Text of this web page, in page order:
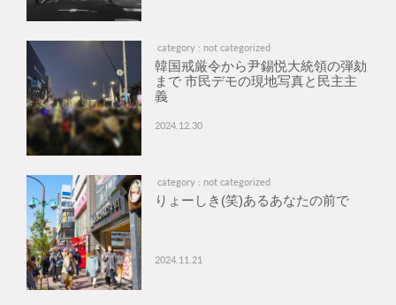
category : not categorized
韓国戒厳令から尹錫悦大統領の弾劾
まで 市民デモの現地写真と民主主
義
2024.12.30
category : not categorized
りょーしき(笑)あるあなたの前で
2024.11.21